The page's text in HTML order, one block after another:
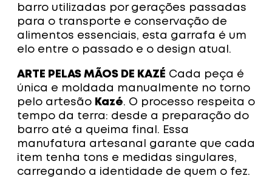
barro utilizadas por gerações passadas
para o transporte e conservação de
alimentos essenciais, esta garrafa é um
elo entre o passado e o design atual.
ARTE PELAS MÃOS DE KAZÉ Cada peça é
única e moldada manualmente no torno
pelo artesão Kazé. O processo respeita o
tempo da terra: desde a preparação do
barro até a queima final. Essa
manufatura artesanal garante que cada
item tenha tons e medidas singulares,
carregando a identidade de quem o fez.